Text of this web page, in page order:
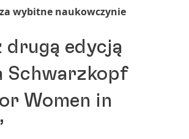
wybitne naukowczynie
drugą edycją
Schwarzkopf
Women in